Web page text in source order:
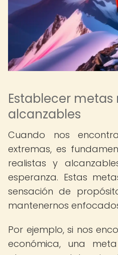
Establecer metas
alcanzables
Cuando nos
extremas, es
realistas y
esperanza. Estas
sensación de
mantenernos
Por ejemplo, si nos
económica, una